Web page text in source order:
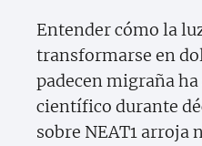
Entender cómo la
transformarse en
padecen migraña
científico durante
sobre NEAT1